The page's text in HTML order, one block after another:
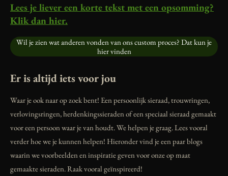
Lees je liever een korte tekst met een opsomming?
Klik dan hier.
Wil je zien wat anderen vonden van ons custom proces? Dat kun je
hier vinden
Er is altijd iets voor jou
Waar je ook naar op zoek bent! Een persoonlijk sieraad, trouwringen,
verlovingsringen, herdenkingssieraden of een speciaal sieraad gemaakt
voor een persoon waar je van houdt. We helpen je graag. Lees vooral
verder hoe we je kunnen helpen! Hieronder vind je een paar blogs
waarin we voorbeelden en inspiratie geven voor onze op maat
gemaakte sieraden. Raak vooral geïnspireerd!